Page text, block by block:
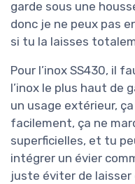
garde sous une
donc je ne peux pas
si tu la laisses
Pour l’inox SS430, il
l’inox le plus haut de
un usage extérieur,
facilement, ça ne
superficielles, et tu
intégrer un évier
juste éviter de laisser